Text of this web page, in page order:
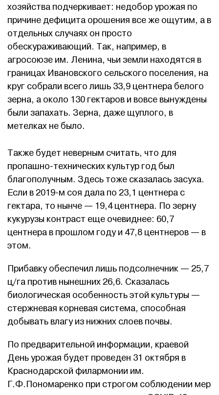
хозяйства подчеркивает: недобор урожая по
причине дефицита орошения все же ощутим, а в
отдельных случаях он просто
обескураживающий. Так, например, в
агросоюзе им. Ленина, чьи земли находятся в
границах Ивановского сельского поселения, на
круг собрали всего лишь 33,9 центнера белого
зерна, а около 130 гектаров и вовсе вынуждены
были запахать. Зерна, даже щуплого, в
метелках не было.
Также будет неверным считать, что для
пропашно-технических культур год был
благополучным. Здесь тоже сказалась засуха.
Если в 2019-м соя дала по 23,1 центнера с
гектара, то нынче — 19,4 центнера. По зерну
кукурузы контраст еще очевиднее: 60,7
центнера в прошлом году и 47,8 центнеров — в
этом.
Прибавку обеспечил лишь подсолнечник — 25,7
ц/га против нынешних 26,6. Сказалась
биологическая особенность этой культуры —
стержневая корневая система, способная
добывать влагу из нижних слоев почвы.
По предварительной информации, краевой
День урожая будет проведен 31 октября в
Краснодарской филармонии им.
Г.Ф.Пономаренко при строгом соблюдении мер